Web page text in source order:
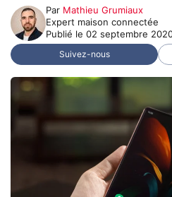
Par Mathieu Grumiaux
Expert maison connectée
Publié le 02 septembre
Suivez-nous